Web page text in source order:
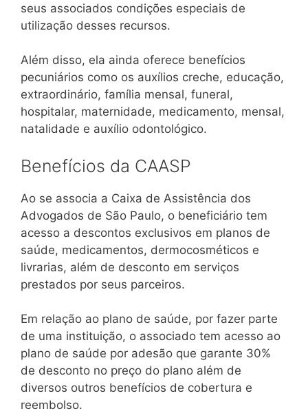
seus associados condições especiais de
utilização desses recursos.
Além disso, ela ainda oferece benefícios
pecuniários como os auxílios creche, educação,
extraordinário, família mensal, funeral,
hospitalar, maternidade, medicamento, mensal,
natalidade e auxílio odontológico.
Benefícios da CAASP
Ao se associa a Caixa de Assistência dos
Advogados de São Paulo, o beneficiário tem
acesso a descontos exclusivos em planos de
saúde, medicamentos, dermocosméticos e
livrarias, além de desconto em serviços
prestados por seus parceiros.
Em relação ao plano de saúde, por fazer parte
de uma instituição, o associado tem acesso ao
plano de saúde por adesão que garante 30%
de desconto no preço do plano além de
diversos outros benefícios de cobertura e
reembolso.